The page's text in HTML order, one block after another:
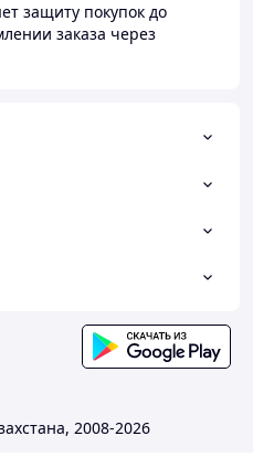
защиту покупок до
заказа через
2008-2026